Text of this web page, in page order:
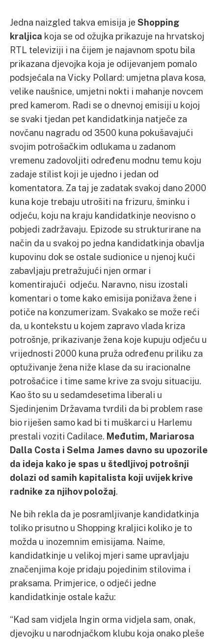
Jedna naizgled takva emisija je Shopping
kraljica koja se od ožujka prikazuje na hrvatskoj
RTL televiziji i na čijem je najavnom spotu bila
prikazana djevojka koja je odijevanjem pomalo
podsjećala na Vicky Pollard: umjetna plava kosa,
velike naušnice, umjetni nokti i mahanje novcem
pred kamerom. Radi se o dnevnoj emisiji u kojoj
se svaki tjedan pet kandidatkinja natječe za
novčanu nagradu od 3500 kuna pokušavajući
svojim potrošačkim odlukama u zadanom
vremenu zadovoljiti određenu modnu temu koju
zadaje stilist koji je ujedno i jedan od
komentatora. Za taj je zadatak svakoj dano 2000
kuna koje trebaju utrošiti na frizuru, šminku i
odjeću, koju na kraju kandidatkinje neovisno o
pobjedi zadržavaju. Epizode su strukturirane na
način da u svakoj po jedna kandidatkinja obavlja
kupovinu dok se ostale sudionice u njenoj kući
zabavljaju pretražujući njen ormar i
komentirajući odjeću. Naravno, nisu izostali
komentari o tome kako emisija ponižava žene i
potiče na konzumerizam. Svakako se može reći
da, u kontekstu u kojem zapravo vlada kriza
potrošnje, prikazivanje žena koje kupuju odjeću u
vrijednosti 2000 kuna pruža određenu priliku za
optuživanje žena niže klase da su iracionalne
potrošaćice i time same krive za svoju situaciju.
Kao što su u sedamdesetima liberali u
Sjedinjenim Državama tvrdili da bi problem rase
bio riješen samo kad bi ti muškarci u Harlemu
prestali voziti Cadilace. Međutim, Mariarosa
Dalla Costa i Selma James davno su upozorile
da ideja kako je spas u štedljivoj potrošnji
dolazi od samih kapitalista koji uvijek krive
radnike za njihov položaj.
Ne bih rekla da je posramljivanje kandidatkinja
toliko prisutno u Shopping kraljici koliko je to
možda u inozemnim emisijama. Naime,
kandidatkinje u velikoj mjeri same upravljaju
značenjima koje pridaju pojedinim stilovima i
praksama. Primjerice, o odjeći jedne
kandidatkinje ostale kažu:
“Kad sam vidjela Ingin orma vidjela sam, onak,
djevojku u narodnjačkom klubu koja onako pleše